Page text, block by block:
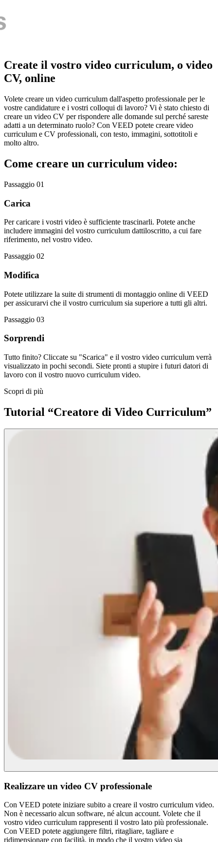
Create il vostro video curriculum, o video
CV, online
Volete creare un video curriculum dall'aspetto professionale per le
vostre candidature e i vostri colloqui di lavoro? Vi è stato chiesto di
creare un video CV per rispondere alle domande sul perché sareste
adatti a un determinato ruolo? Con VEED potete creare video
curriculum e CV professionali, con testo, immagini, sottotitoli e
molto altro.
Come creare un curriculum video:
Passaggio 01
Carica
Per caricare i vostri video è sufficiente trascinarli. Potete anche
includere immagini del vostro curriculum dattiloscritto, a cui fare
riferimento, nel vostro video.
Passaggio 02
Modifica
Potete utilizzare la suite di strumenti di montaggio online di VEED
per assicurarvi che il vostro curriculum sia superiore a tutti gli altri.
Passaggio 03
Sorprendi
Tutto finito? Cliccate su "Scarica" e il vostro video curriculum verrà
visualizzato in pochi secondi. Siete pronti a stupire i futuri datori di
lavoro con il vostro nuovo curriculum video.
Scopri di più
Tutorial “Creatore di Video Curriculum”
Realizzare un video CV professionale
Con VEED potete iniziare subito a creare il vostro curriculum video.
Non è necessario alcun software, né alcun account. Volete che il
vostro video curriculum rappresenti il vostro lato più professionale.
Con VEED potete aggiungere filtri, ritagliare, tagliare e
ridimensionare con facilità, in modo che il vostro video sia